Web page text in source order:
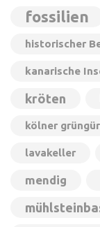
fossilien
historischer
kanarische
kröten
kölner
lavakeller
mendig